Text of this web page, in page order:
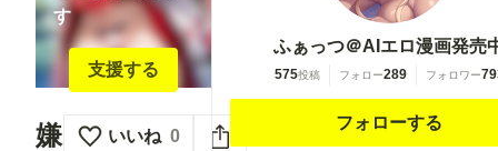
す
支援する
嫌
いいね 0
ふぁっつ＠AIエロ漫画発売
575投稿 フォロー289 フォロワー
フォローする